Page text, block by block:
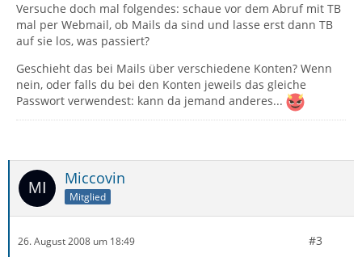
Versuche doch mal folgendes: schaue vor dem Abruf mit TB
mal per Webmail, ob Mails da sind und lasse erst dann TB
auf sie los, was passiert?
Geschieht das bei Mails über verschiedene Konten? Wenn
nein, oder falls du bei den Konten jeweils das gleiche
Passwort verwendest: kann da jemand anderes...
Miccovin
Mitglied
26. August 2008 um 18:49 #3